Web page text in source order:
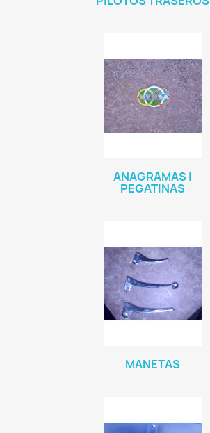
ANAGRAMAS I
PEGATINAS
MANETAS